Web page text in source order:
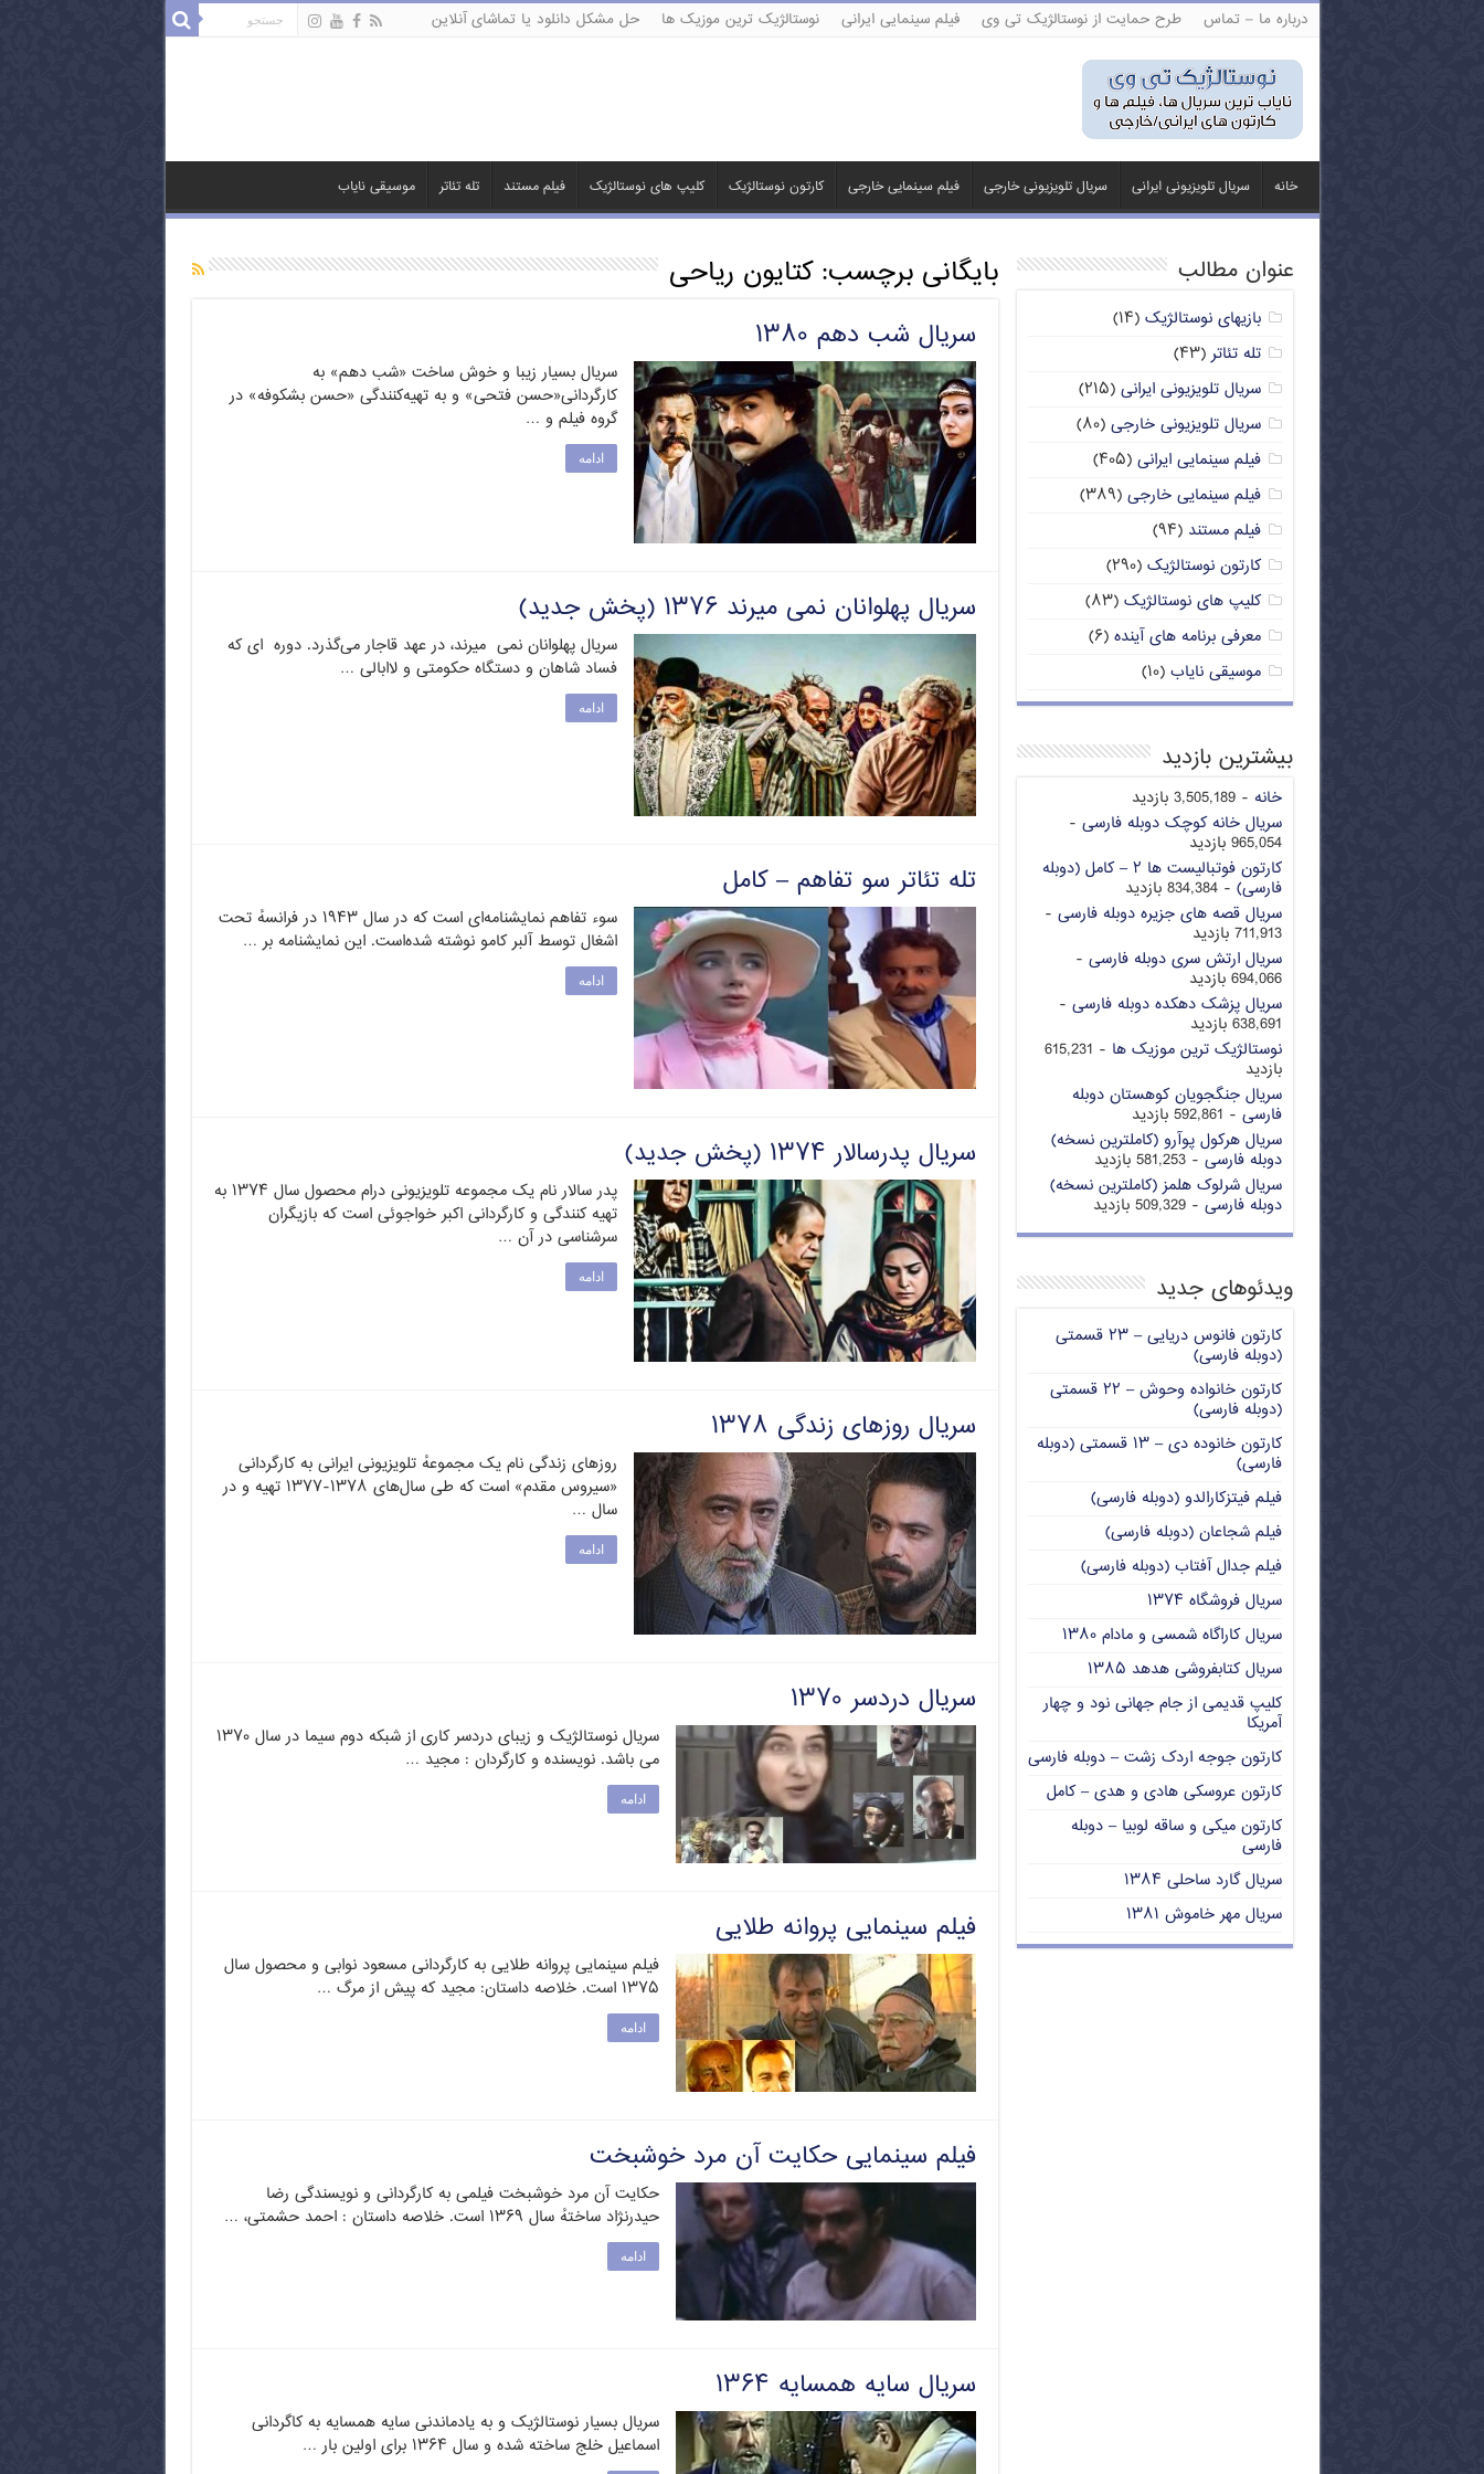
درباره ما – تماس طرح حمایت از نوستالژیک تی وی فیلم سینمایی ایرانی نوستالژیک ترین موزیک ها حل مشکل دانلود یا تماشای آنلاین
خانه سریال تلویزیونی ایرانی سریال تلویزیونی خارجی فیلم سینمایی خارجی کارتون نوستالژیک کلیپ های نوستالژیک فیلم مستند تله تئاتر موسیقی نایاب
بایگانی برچسب:کتایون ریاحی
سریال شب دهم ۱۳۸۰
سریال بسیار زیبا و خوش ساخت «شب دهم» به
کارگردانی«حسن فتحی» و به تهیه‌کنندگی «حسن بشکوفه» در
گروه فیلم و …
ادامه
سریال پهلوانان نمی میرند ۱۳۷۶ (پخش جدید)
سریال پهلوانان نمی ­ میرند، در عهد قاجار می‌گذرد. دوره ­ ای که
فساد شاهان و دستگاه حکومتی و لاابالی …
ادامه
تله تئاتر سو تفاهم – کامل
سوء تفاهم نمایشنامه‌ای است که در سال ۱۹۴۳ در فرانسهٔ تحت
اشغال توسط آلبر کامو نوشته شده‌است. این نمایشنامه بر …
ادامه
سریال پدرسالار ۱۳۷۴ (پخش جدید)
پدر سالار نام یک مجموعه تلویزیونی درام محصول سال ۱۳۷۴ به
تهیه کنندگی و کارگردانی اکبر خواجوئی است که بازیگران
سرشناسی در آن …
ادامه
سریال روزهای زندگی ۱۳۷۸
روزهای زندگی نام یک مجموعهٔ تلویزیونی ایرانی به کارگردانی
«سیروس مقدم» است که طی سال‌های ۱۳۷۸-۱۳۷۷ تهیه و در
سال …
ادامه
سریال دردسر ۱۳۷۰
سریال نوستالژیک و زیبای دردسر کاری از شبکه دوم سیما در سال ۱۳۷۰
می باشد. نویسنده و کارگردان : مجید …
ادامه
فیلم سینمایی پروانه طلایی
فیلم سینمایی پروانه طلایی به کارگردانی مسعود نوابی و محصول سال
۱۳۷۵ است. خلاصه داستان: مجید که پیش از مرگ …
ادامه
فیلم سینمایی حکایت آن مرد خوشبخت
حکایت آن مرد خوشبخت فیلمی به کارگردانی و نویسندگی رضا
حیدرنژاد ساختهٔ سال ۱۳۶۹ است. خلاصه داستان : احمد حشمتی، …
ادامه
سریال سایه همسایه ۱۳۶۴
سریال بسیار نوستالژیک و به یادماندنی سایه همسایه به کاگردانی
اسماعیل خلج ساخته شده و سال ۱۳۶۴ برای اولین بار …
عنوان مطالب
بازیهای نوستالژیک (۱۴)
تله تئاتر(۴۳)
سریال تلویزیونی ایرانی (۲۱۵)
سریال تلویزیونی خارجی (۸۰)
فیلم سینمایی ایرانی (۴۰۵)
فیلم سینمایی خارجی (۳۸۹)
فیلم مستند (۹۴)
کارتون نوستالژیک (۲۹۰)
کلیپ های نوستالژیک (۸۳)
معرفی برنامه های آینده (۶)
موسیقی نایاب (۱۰)
بیشترین بازدید
خانه - 3,505,189 بازدید
سریال خانه کوچک دوبله فارسی -
965,054 بازدید
کارتون فوتبالیست ها ۲ – کامل (دوبله
فارسی) - 834,384 بازدید
سریال قصه های جزیره دوبله فارسی -
711,913 بازدید
سریال ارتش سری دوبله فارسی -
694,066 بازدید
سریال پزشک دهکده دوبله فارسی -
638,691 بازدید
نوستالژیک ترین موزیک ها
- 615,231
بازدید
سریال جنگجویان کوهستان دوبله
فارسی - 592,861 بازدید
سریال هرکول پوآرو (کاملترین نسخه)
دوبله فارسی - 581,253 بازدید
سریال شرلوک هلمز (کاملترین نسخه)
دوبله فارسی - 509,329 بازدید
ویدئوهای جدید
کارتون فانوس دریایی – ۲۳ قسمتی
(دوبله فارسی)
کارتون خانواده وحوش – ۲۲ قسمتی
(دوبله فارسی)
کارتون خانوده دی – ۱۳ قسمتی (دوبله
فارسی)
فیلم فیتزکارالدو (دوبله فارسی)
فیلم شجاعان (دوبله فارسی)
فیلم جدال آفتاب (دوبله فارسی)
سریال فروشگاه ۱۳۷۴
سریال کاراگاه شمسی و مادام ۱۳۸۰
سریال کتابفروشی هدهد ۱۳۸۵
کلیپ قدیمی از جام جهانی نود و چهار
آمریکا
کارتون جوجه اردک زشت – دوبله فارسی
کارتون عروسکی هادی و هدی – کامل
کارتون میکی و ساقه لوبیا – دوبله
فارسی
سریال گارد ساحلی ۱۳۸۴
سریال مهر خاموش ۱۳۸۱